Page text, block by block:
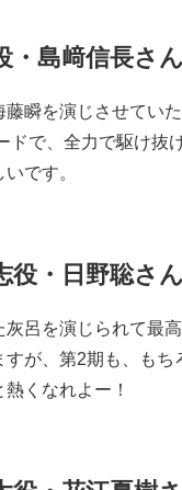
・島﨑信長さ
藤瞬を演じさせてい
ドで、全力で駆け抜
です。
役・日野聡さ
灰呂を演じられて最
すが、第2期も、もち
くなれよー！